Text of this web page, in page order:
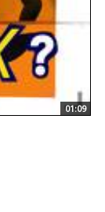
01:09